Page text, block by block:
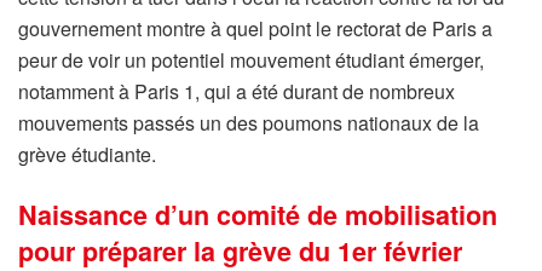
gouvernement montre à quel point le rectorat de Paris a
peur de voir un potentiel mouvement étudiant émerger,
notamment à Paris 1, qui a été durant de nombreux
mouvements passés un des poumons nationaux de la
grève étudiante.
Naissance d’un comité de mobilisation
pour préparer la grève du 1er février